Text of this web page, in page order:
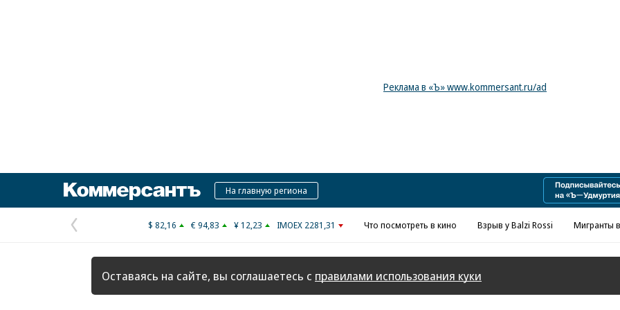
Реклама в «Ъ» www.kommersant.ru/ad
КоммерсантъНа главную региона
Предыдущая
страница
$ 82,16 € 94,83 ¥ 12,23 IMOEX 2281,31 Что посмотреть в кино Взрыв у Balzi Rossi Мигранты
Оставаясь на сайте, вы соглашаетесь с правилами использования куки